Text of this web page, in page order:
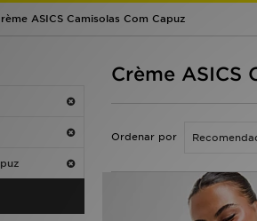
ASICS Camisolas Com Capuz
Crème ASICS
Ordenar por